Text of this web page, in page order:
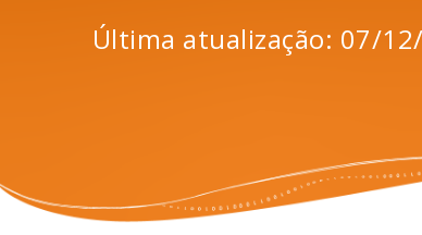
Última atualização: 07/